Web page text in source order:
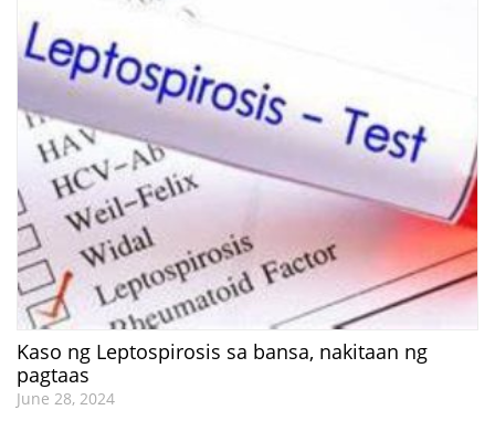
Kaso ng Leptospirosis sa bansa, nakitaan ng
pagtaas
June 28, 2024